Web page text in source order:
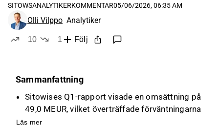
SITOWSANALYTIKERKOMMENTAR05/06/2026, 06:35 AM
Olli Vilppo Analytiker
10
1
Följ
Sammanfattning
Sitowises Q1-rapport visade en omsättning på
49,0 MEUR, vilket överträffade förväntningarna
på 48,3 MEUR, främst tack vare Infra-
Läs mer